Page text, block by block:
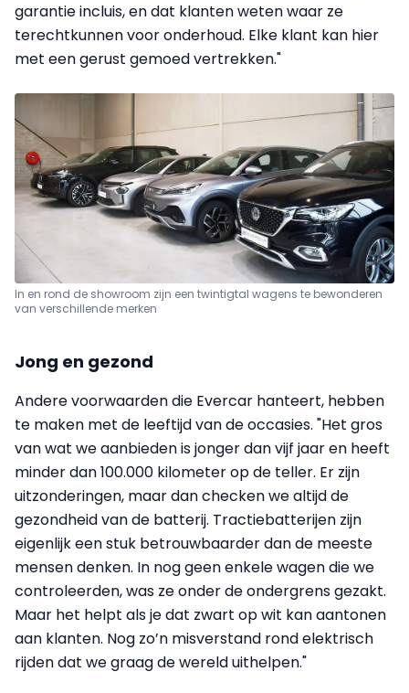
garantie incluis, en dat klanten weten waar ze
terechtkunnen voor onderhoud. Elke klant kan hier
met een gerust gemoed vertrekken."
In en rond de showroom zijn een twintigtal wagens te bewonderen
van verschillende merken
Jong en gezond
Andere voorwaarden die Evercar hanteert, hebben
te maken met de leeftijd van de occasies. "Het gros
van wat we aanbieden is jonger dan vijf jaar en heeft
minder dan 100.000 kilometer op de teller. Er zijn
uitzonderingen, maar dan checken we altijd de
gezondheid van de batterij. Tractiebatterijen zijn
eigenlijk een stuk betrouwbaarder dan de meeste
mensen denken. In nog geen enkele wagen die we
controleerden, was ze onder de ondergrens gezakt.
Maar het helpt als je dat zwart op wit kan aantonen
aan klanten. Nog zo’n misverstand rond elektrisch
rijden dat we graag de wereld uithelpen."